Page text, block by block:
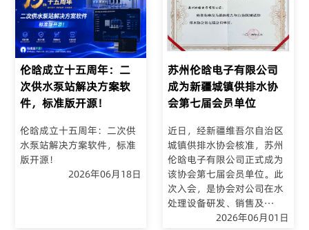
伦晗成立十五周年：二
次供水泵站解决方案软
件，标准版开源！
伦晗成立十五周年：二次供
水泵站解决方案软件，标准
版开源！
2026年06月18日
苏州伦晗电子有限公司
成为新疆城镇供排水协
会第七届会员单位
近日，经新疆维吾尔自治区
城镇供排水协会核准，苏州
伦晗电子有限公司正式成为
该协会第七届会员单位。此
次入会，是协会对公司在水
处理设备研发、销售及···
2026年06月01日